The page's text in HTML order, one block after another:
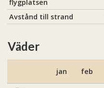
flygplatsen
Avstånd till strand
Väder
jan feb